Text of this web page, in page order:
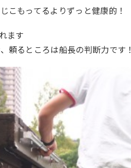
こもってるよりずっと健康的！
ます
頼るところは船長の判断力です！